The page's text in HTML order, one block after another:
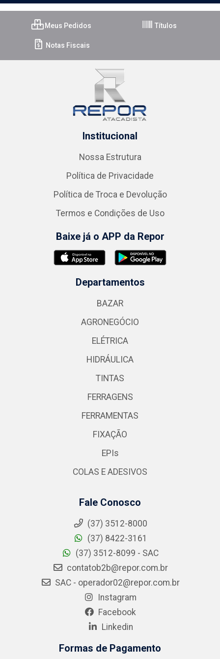
Meus Pedidos Títulos
Notas Fiscais
Institucional
Nossa Estrutura
Política de Privacidade
Política de Troca e Devolução
Termos e Condições de Uso
Baixe já o APP da Repor
Departamentos
BAZAR
AGRONEGÓCIO
ELÉTRICA
HIDRÁULICA
TINTAS
FERRAGENS
FERRAMENTAS
FIXAÇÃO
EPIs
COLAS E ADESIVOS
Fale Conosco
(37) 3512-8000
(37) 8422-3161
(37) 3512-8099 - SAC
contatob2b@repor.com.br
SAC - operador02@repor.com.br
Instagram
Facebook
Linkedin
Formas de Pagamento